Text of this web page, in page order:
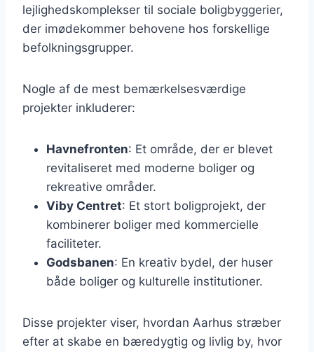
lejlighedskomplekser til sociale boligbyggerier,
der imødekommer behovene hos forskellige
befolkningsgrupper.
Nogle af de mest bemærkelsesværdige
projekter inkluderer:
Havnefronten: Et område, der er blevet
revitaliseret med moderne boliger og
rekreative områder.
Viby Centret: Et stort boligprojekt, der
kombinerer boliger med kommercielle
faciliteter.
Godsbanen: En kreativ bydel, der huser
både boliger og kulturelle institutioner.
Disse projekter viser, hvordan Aarhus stræber
efter at skabe en bæredygtig og livlig by, hvor